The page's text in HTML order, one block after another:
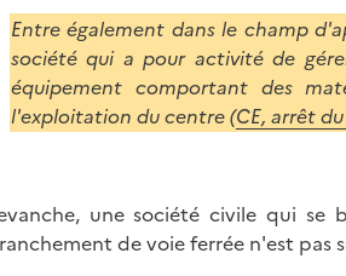
Entre également dans le champ
société qui a pour activité de
équipement comportant des
l'exploitation du centre (CE, arrêt du
une société civile qui
de voie ferrée n'est pas